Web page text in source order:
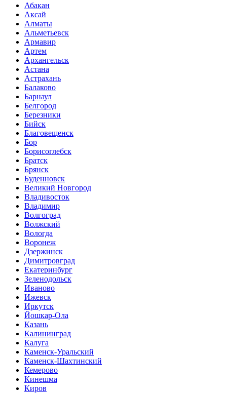
Абакан
Аксай
Алматы
Альметьевск
Армавир
Артем
Архангельск
Астана
Астрахань
Балаково
Барнаул
Белгород
Березники
Бийск
Благовещенск
Бор
Борисоглебск
Братск
Брянск
Буденновск
Великий Новгород
Владивосток
Владимир
Волгоград
Волжский
Вологда
Воронеж
Дзержинск
Димитровград
Екатеринбург
Зеленодольск
Иваново
Ижевск
Иркутск
Йошкар-Ола
Казань
Калининград
Калуга
Каменск-Уральский
Каменск-Шахтинский
Кемерово
Кинешма
Киров